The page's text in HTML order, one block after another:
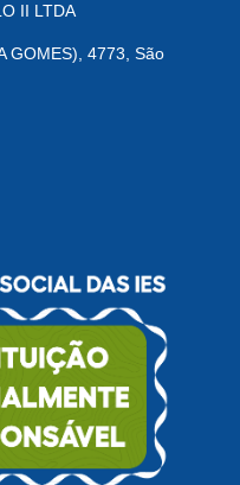
II LTDA
GOMES), 4773, São